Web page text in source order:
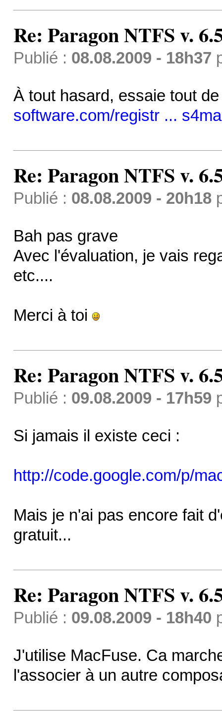
Re: Paragon NTFS v.
Publié : 08.08.2009 - 18h37
À tout hasard, essaie tout
software.com/registr ...
Re: Paragon NTFS v.
Publié : 08.08.2009 - 20h18
Bah pas grave
Avec l'évaluation, je vais
etc....
Merci à toi
Re: Paragon NTFS v.
Publié : 09.08.2009 - 17h59
Si jamais il existe ceci :
http://code.google.com/p/
Mais je n'ai pas encore fait
gratuit...
Re: Paragon NTFS v.
Publié : 09.08.2009 - 18h40
J'utilise MacFuse. Ca
l'associer à un autre